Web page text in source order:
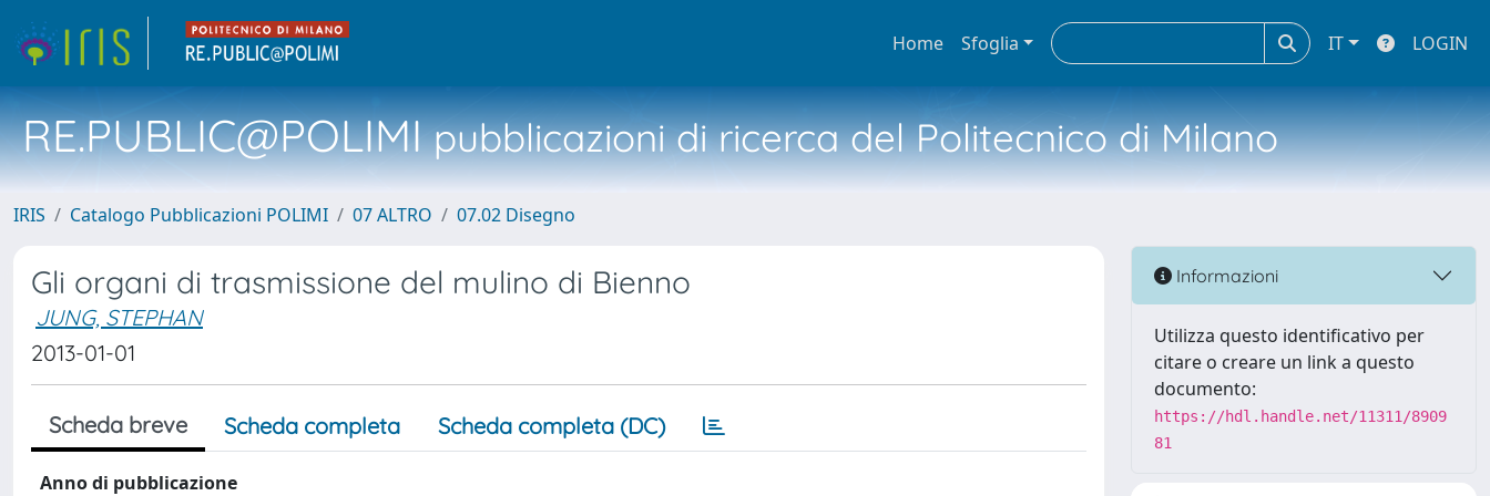
Home Sfoglia IT LOGIN
RE.PUBLIC@POLIMIpubblicazioni di ricerca del Politecnico di Milano
IRIS Catalogo Pubblicazioni POLIMI 07 ALTRO 07.02 Disegno
Gli organi di trasmissione del mulino di Bienno
JUNG, STEPHAN
2013-01-01
Scheda breve Scheda completa Scheda completa (DC)
Anno di pubblicazione
Informazioni
Utilizza questo identificativo per
citare o creare un link a questo
documento:
https://hdl.handle.net/11311/8909
81